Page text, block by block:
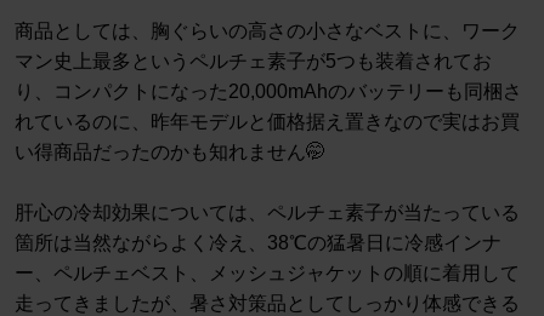
商品としては、胸ぐらいの高さの小さなベストに、ワーク
マン史上最多というペルチェ素子が5つも装着されてお
り、コンパクトになった20,000mAhのバッテリーも同梱さ
れているのに、昨年モデルと価格据え置きなので実はお買
い得商品だったのかも知れません🤭
肝心の冷却効果については、ペルチェ素子が当たっている
箇所は当然ながらよく冷え、38℃の猛暑日に冷感インナ
ー、ペルチェベスト、メッシュジャケットの順に着用して
走ってきましたが、暑さ対策品としてしっかり体感できる